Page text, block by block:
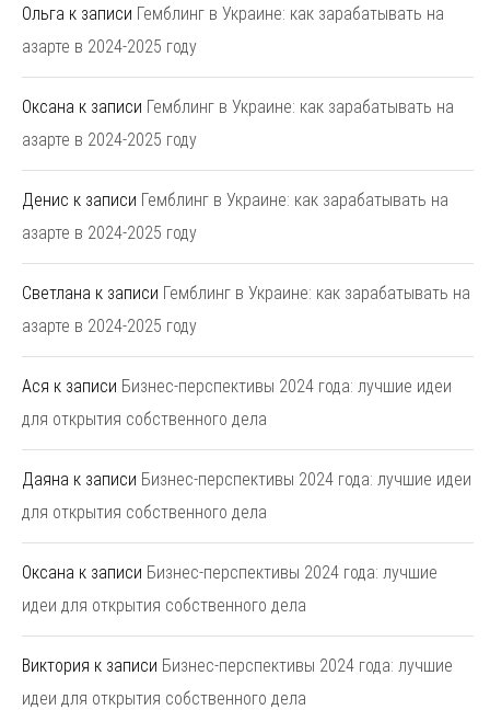
Ольга к записи Гемблинг в Украине: как зарабатывать на
азарте в 2024-2025 году
Оксана к записи Гемблинг в Украине: как зарабатывать на
азарте в 2024-2025 году
Денис к записи Гемблинг в Украине: как зарабатывать на
азарте в 2024-2025 году
Светлана к записи Гемблинг в Украине: как зарабатывать на
азарте в 2024-2025 году
Ася к записи Бизнес-перспективы 2024 года: лучшие идеи
для открытия собственного дела
Даяна к записи Бизнес-перспективы 2024 года: лучшие идеи
для открытия собственного дела
Оксана к записи Бизнес-перспективы 2024 года: лучшие
идеи для открытия собственного дела
Виктория к записи Бизнес-перспективы 2024 года: лучшие
идеи для открытия собственного дела